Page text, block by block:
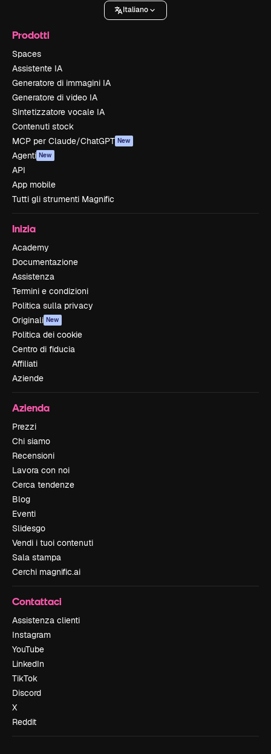
Italiano
Prodotti
Spaces
Assistente IA
Generatore di immagini IA
Generatore di video IA
Sintetizzatore vocale IA
Contenuti stock
MCP per Claude/ChatGPT New
Agenti New
API
App mobile
Tutti gli strumenti Magnific
Inizia
Academy
Documentazione
Assistenza
Termini e condizioni
Politica sulla privacy
Originali New
Politica dei cookie
Centro di fiducia
Affiliati
Aziende
Azienda
Prezzi
Chi siamo
Recensioni
Lavora con noi
Cerca tendenze
Blog
Eventi
Slidesgo
Vendi i tuoi contenuti
Sala stampa
Cerchi magnific.ai
Contattaci
Assistenza clienti
Instagram
YouTube
LinkedIn
TikTok
Discord
X
Reddit